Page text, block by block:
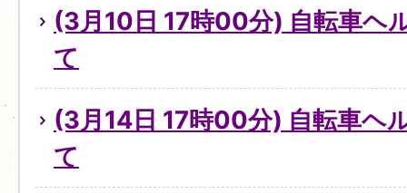
(3月10日 17時00分) 自転車ヘ
て
(3月14日 17時00分) 自転車ヘ
て